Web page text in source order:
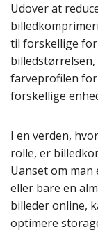
Udover at
til forskellige
farveprofilen for
forskellige
I en verden,
rolle, er
Uanset om
eller bare en
billeder online,
optimere